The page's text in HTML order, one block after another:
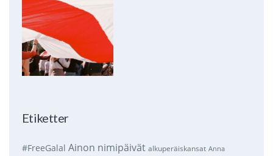
Etiketter
#FreeGalal Ainon nimipäivät alkuperäiskansat Anna